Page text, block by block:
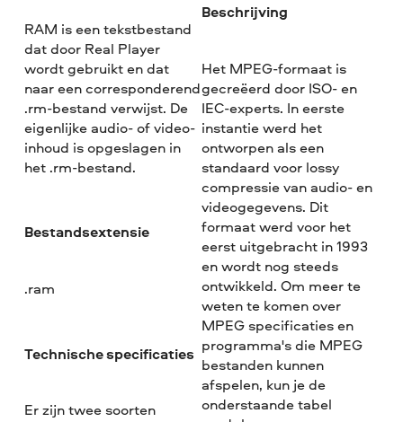
RAM is een tekstbestand
dat door Real Player
wordt gebruikt en dat
naar een corresponderend
.rm-bestand verwijst. De
eigenlijke audio- of video-
inhoud is opgeslagen in
het .rm-bestand.
Bestandsextensie
.ram
Technische specificaties
Er zijn twee soorten
Beschrijving
Het MPEG-formaat is
gecreëerd door ISO- en
IEC-experts. In eerste
instantie werd het
ontworpen als een
standaard voor lossy
compressie van audio- en
videogegevens. Dit
formaat werd voor het
eerst uitgebracht in 1993
en wordt nog steeds
ontwikkeld. Om meer te
weten te komen over
MPEG specificaties en
programma's die MPEG
bestanden kunnen
afspelen, kun je de
onderstaande tabel